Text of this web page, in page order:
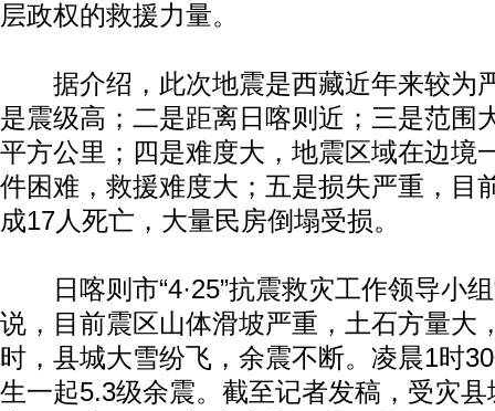
层政权的救援力量。
据介绍，此次地震是西藏近年来较为
是震级高；二是距离日喀则近；三是范围
平方公里；四是难度大，地震区域在边境
件困难，救援难度大；五是损失严重，目
成17人死亡，大量民房倒塌受损。
日喀则市“4·25”抗震救灾工作领导小
说，目前震区山体滑坡严重，土石方量大
时，县城大雪纷飞，余震不断。凌晨1时
生一起5.3级余震。截至记者发稿，受灾